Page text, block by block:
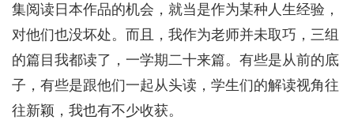
集阅读日本作品的机会，就当是作为某种人生经验，
对他们也没坏处。而且，我作为老师并未取巧，三组
的篇目我都读了，一学期二十来篇。有些是从前的底
子，有些是跟他们一起从头读，学生们的解读视角往
往新颖，我也有不少收获。